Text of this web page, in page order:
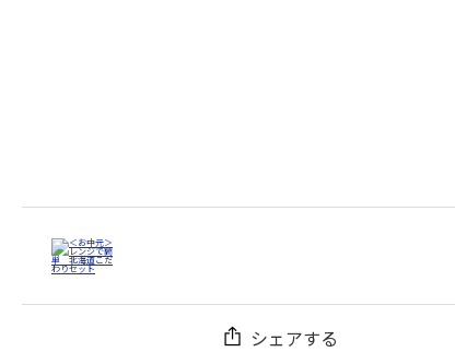
シェアする